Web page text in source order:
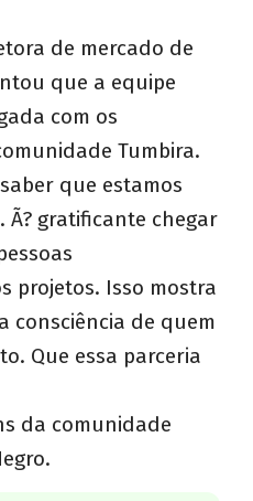
de mercado de
que a equipe
com os
Tumbira.
que estamos
Ã? gratificante chegar
projetos. Isso mostra
consciência de quem
Que essa parceria
da comunidade